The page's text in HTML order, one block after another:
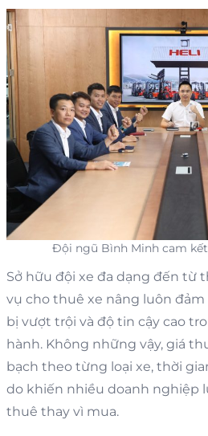
Đội ngũ Bình Minh cam
Sở hữu đội xe đa dạng đến từ
vụ cho thuê xe nâng luôn
bị vượt trội và độ tin cậy cao
hành. Không những vậy, giá
bạch theo từng loại xe, thời
do khiến nhiều doanh nghiệp
thuê thay vì mua.